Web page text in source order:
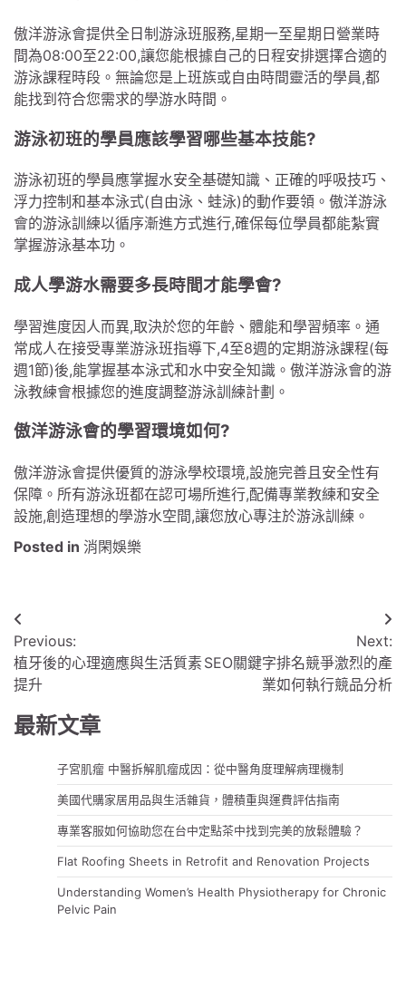
傲洋游泳會提供全日制游泳班服務,星期一至星期日營業時
間為08:00至22:00,讓您能根據自己的日程安排選擇合適的
游泳課程時段。無論您是上班族或自由時間靈活的學員,都
能找到符合您需求的學游水時間。
游泳初班的學員應該學習哪些基本技能?
游泳初班的學員應掌握水安全基礎知識、正確的呼吸技巧、
浮力控制和基本泳式(自由泳、蛙泳)的動作要領。傲洋游泳
會的游泳訓練以循序漸進方式進行,確保每位學員都能紮實
掌握游泳基本功。
成人學游水需要多長時間才能學會?
學習進度因人而異,取決於您的年齡、體能和學習頻率。通
常成人在接受專業游泳班指導下,4至8週的定期游泳課程(每
週1節)後,能掌握基本泳式和水中安全知識。傲洋游泳會的游
泳教練會根據您的進度調整游泳訓練計劃。
傲洋游泳會的學習環境如何?
傲洋游泳會提供優質的游泳學校環境,設施完善且安全性有
保障。所有游泳班都在認可場所進行,配備專業教練和安全
設施,創造理想的學游水空間,讓您放心專注於游泳訓練。
Posted in 消閑娛樂
文
章
導
覽
Previous:
植牙後的心理適應與生活質素
提升
Next:
SEO關鍵字排名競爭激烈的產
業如何執行競品分析
最新文章
子宮肌瘤 中醫拆解肌瘤成因：從中醫角度理解病理機制
美國代購家居用品與生活雜貨，體積重與運費評估指南
專業客服如何協助您在台中定點茶中找到完美的放鬆體驗？
Flat Roofing Sheets in Retrofit and Renovation Projects
Understanding Women’s Health Physiotherapy for Chronic
Pelvic Pain